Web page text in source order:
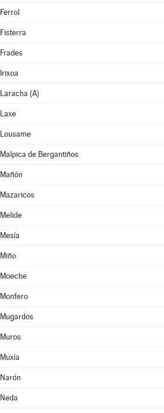
Ferrol
Fisterra
Frades
Irixoa
Laracha (A)
Laxe
Lousame
Malpica de Bergantiños
Mañón
Mazaricos
Melide
Mesía
Miño
Moeche
Monfero
Mugardos
Muros
Muxía
Narón
Neda